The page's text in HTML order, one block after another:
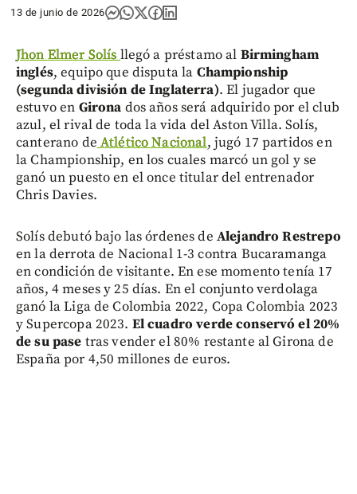
13 de junio de 2026
Jhon Elmer Solís llegó a préstamo al Birmingham
inglés, equipo que disputa la Championship
(segunda división de Inglaterra). El jugador que
estuvo en Girona dos años será adquirido por el club
azul, el rival de toda la vida del Aston Villa. Solís,
canterano de Atlético Nacional, jugó 17 partidos en
la Championship, en los cuales marcó un gol y se
ganó un puesto en el once titular del entrenador
Chris Davies.
Solís debutó bajo las órdenes de Alejandro Restrepo
en la derrota de Nacional 1-3 contra Bucaramanga
en condición de visitante. En ese momento tenía 17
años, 4 meses y 25 días. En el conjunto verdolaga
ganó la Liga de Colombia 2022, Copa Colombia 2023
y Supercopa 2023. El cuadro verde conservó el 20%
de su pase tras vender el 80% restante al Girona de
España por 4,50 millones de euros.